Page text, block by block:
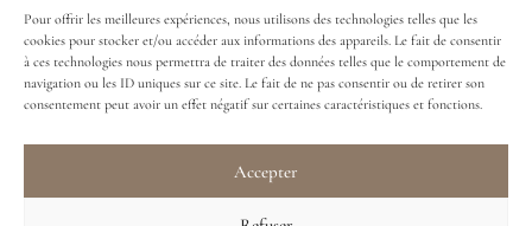
Pour offrir les meilleures expériences, nous utilisons des technologies telles que les
cookies pour stocker et/ou accéder aux informations des appareils. Le fait de consentir
à ces technologies nous permettra de traiter des données telles que le comportement de
navigation ou les ID uniques sur ce site. Le fait de ne pas consentir ou de retirer son
consentement peut avoir un effet négatif sur certaines caractéristiques et fonctions.
Accepter
Submit an enquiry Find my package
Follow us